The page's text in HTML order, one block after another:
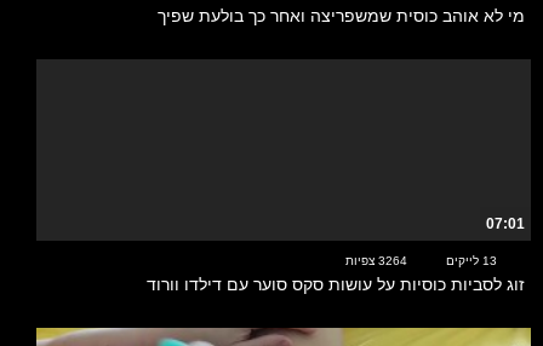
מי לא אוהב כוסית שמשפריצה ואחר כך בולעת שפיך
07:01
13 לייקים 3264 צפיות
זוג לסביות כוסיות על עושות סקס סוער עם דילדו וורוד